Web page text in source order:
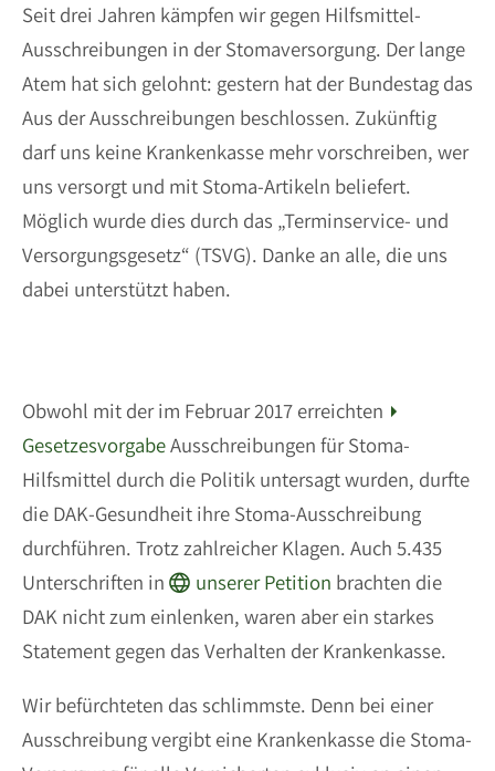
Seit drei Jahren kämpfen wir gegen Hilfsmittel-
Ausschreibungen in der Stomaversorgung. Der lange
Atem hat sich gelohnt: gestern hat der Bundestag das
Aus der Ausschreibungen beschlossen. Zukünftig
darf uns keine Krankenkasse mehr vorschreiben, wer
uns versorgt und mit Stoma-Artikeln beliefert.
Möglich wurde dies durch das „Terminservice- und
Versorgungsgesetz“ (TSVG). Danke an alle, die uns
dabei unterstützt haben.
Obwohl mit der im Februar 2017 erreichten
GesetzesvorgabeAusschreibungen für Stoma-
Hilfsmittel durch die Politik untersagt wurden, durfte
die DAK-Gesundheit ihre Stoma-Ausschreibung
durchführen. Trotz zahlreicher Klagen. Auch 5.435
Unterschriften in
unserer Petition brachten die
DAK nicht zum einlenken, waren aber ein starkes
Statement gegen das Verhalten der Krankenkasse.
Wir befürchteten das schlimmste. Denn bei einer
Ausschreibung vergibt eine Krankenkasse die Stoma-